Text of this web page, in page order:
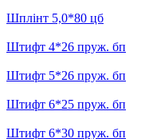
Шплінт 5,0*80 цб
Штифт 4*26 пруж. бп
Штифт 5*26 пруж. бп
Штифт 6*25 пруж. бп
Штифт 6*30 пруж. бп